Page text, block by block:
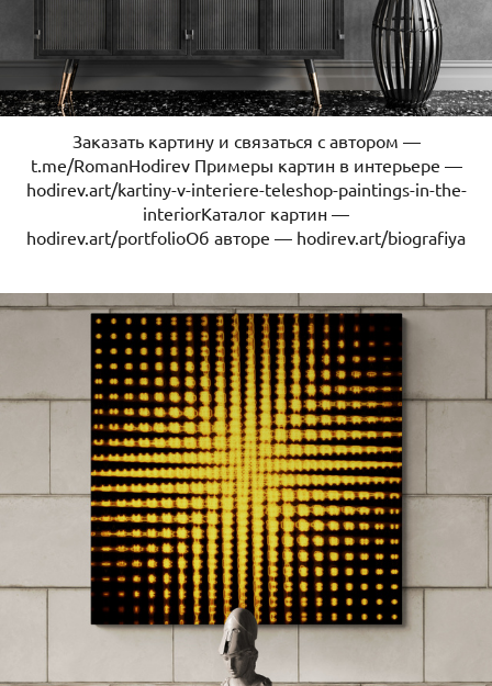
Заказать картину и связаться с автором —
t.me/RomanHodirev Примеры картин в интерьере —
hodirev.art/kartiny-v-interiere-teleshop-paintings-in-the-
interiorКаталог картин —
hodirev.art/portfolioОб авторе — hodirev.art/biografiya